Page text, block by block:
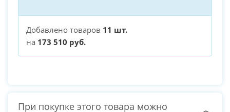
Добавлено товаров 11 шт.
на 173 510 руб.
При покупке этого товара можно